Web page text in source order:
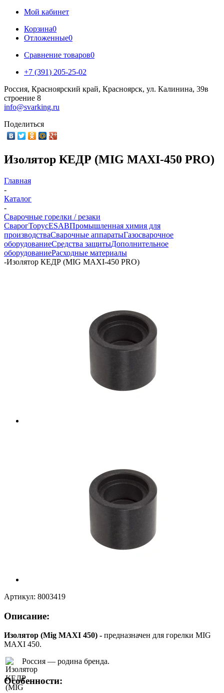
Мой кабинет
Корзина0
Отложенные0
Сравнение товаров0
+7 (391) 205-25-02
Россия, Красноярский край, Красноярск, ул. Калинина, 39в
строение 8
info@svarking.ru
Поделиться
Изолятор КЕДР (MIG MAXI-450 PRO)
Главная
-
Каталог
-
Сварочные горелки / резаки
СварогТорусESABПромышленная химия для
производстваСварочные аппаратыГазосварочное
оборудованиеСредства защитыДополнительное
оборудованиеРасходные материалы
-Изолятор КЕДР (MIG MAXI-450 PRO)
Артикул: 8003419
Описание:
Изолятор (Mig MAXI 450) - предназначен для горелки MIG
MAXI 450.
Россия — родина бренда.
Особенности: